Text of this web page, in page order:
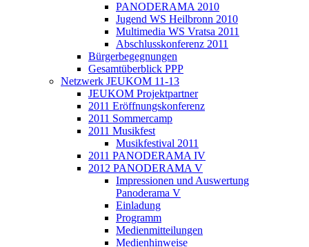
PANODERAMA 2010
Jugend WS Heilbronn 2010
Multimedia WS Vratsa 2011
Abschlusskonferenz 2011
Bürgerbegegnungen
Gesamtüberblick PPP
Netzwerk JEUKOM 11-13
JEUKOM Projektpartner
2011 Eröffnungskonferenz
2011 Sommercamp
2011 Musikfest
Musikfestival 2011
2011 PANODERAMA IV
2012 PANODERAMA V
Impressionen und Auswertung
Panoderama V
Einladung
Programm
Medienmitteilungen
Medienhinweise